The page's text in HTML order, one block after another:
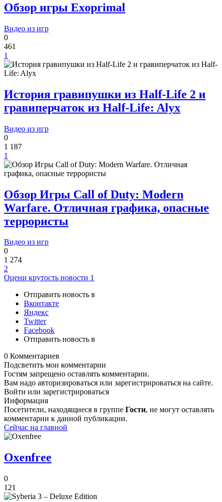
Обзор игры Exoprimal
Видео из игр
0
461
1
История гравипушки из Half-Life 2 и
гравиперчаток из Half-Life: Alyx
Видео из игр
0
1 187
1
Обзор Игры Call of Duty: Modern
Warfare. Отличная графика, опасные
террористы
Видео из игр
0
1 274
2
Оцени крутость новости 1
Отправить новость в
Вконтакте
Яндекс
Twitter
Facebook
Отправить новость в
0 Комментариев
Подсветить мои комментарии
Гостям запрещено оставлять комментарии.
Вам надо авторизироваться или зарегистрироваться на сайте.
Войти или зарегистрироваться
Информация
Посетители, находящиеся в группе Гости, не могут оставлять
комментарии к данной публикации.
Сейчас на главной
Oxenfree
0
121